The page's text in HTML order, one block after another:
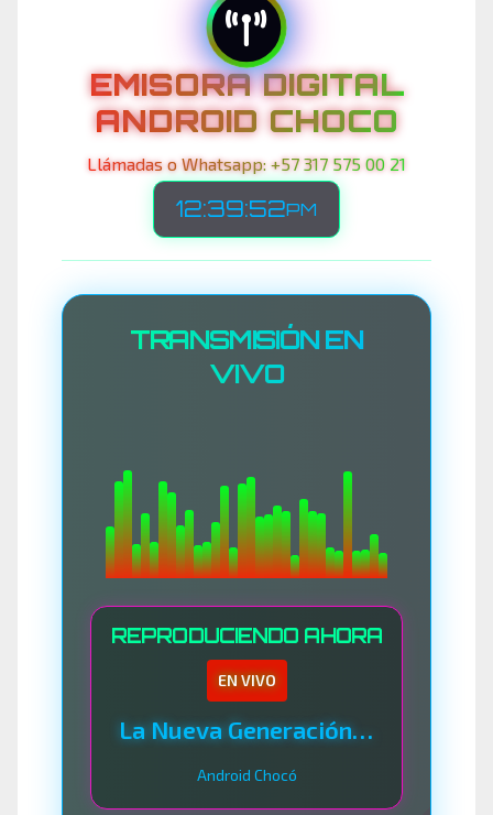
EMISORA DIGITAL
ANDROID CHOCO
Llámadas o Whatsapp: +57 317 575 00 21
12:39:54PM
TRANSMISIÓN EN
VIVO
REPRODUCIENDO AHORA
EN VIVO
La Nueva Generación Del Sistema
Android Chocó